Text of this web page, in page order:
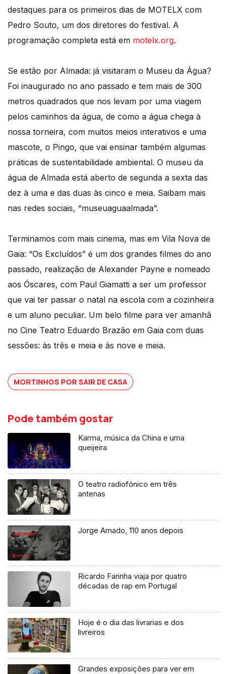
destaques para os primeiros dias de MOTELX com
Pedro Souto, um dos diretores do festival. A
programação completa está em motelx.org.
Se estão por Almada: já visitaram o Museu da Água?
Foi inaugurado no ano passado e tem mais de 300
metros quadrados que nos levam por uma viagem
pelos caminhos da água, de como a água chega à
nossa torneira, com muitos meios interativos e uma
mascote, o Pingo, que vai ensinar também algumas
práticas de sustentabilidade ambiental. O museu da
água de Almada está aberto de segunda a sexta das
dez à uma e das duas às cinco e meia. Saibam mais
nas redes sociais, “museuaguaalmada”.
Terminamos com mais cinema, mas em Vila Nova de
Gaia: “Os Excluídos” é um dos grandes filmes do ano
passado, realização de Alexander Payne e nomeado
aos Óscares, com Paul Giamatti a ser um professor
que vai ter passar o natal na escola com a cozinheira
e um aluno peculiar. Um belo filme para ver amanhã
no Cine Teatro Eduardo Brazão em Gaia com duas
sessões: às três e meia e às nove e meia.
MORTINHOS POR SAIR DE CASA
Pode também gostar
Karma, música da China e uma
queijeira
O teatro radiofónico em três
antenas
Jorge Amado, 110 anos depois
Ricardo Farinha viaja por quatro
décadas de rap em Portugal
Hoje é o dia das livrarias e dos
livreiros
Grandes exposições para ver em